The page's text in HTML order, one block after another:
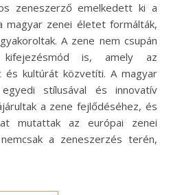
zeneszerző emelkedett ki a
magyar zenei életet formálták,
A zene nem csupán
kifejezésmód is, amely az
és kultúrát közvetíti. A magyar
stílusával és innovatív
a zene fejlődéséhez, és
mutattak az európai zenei
a zeneszerzés terén,